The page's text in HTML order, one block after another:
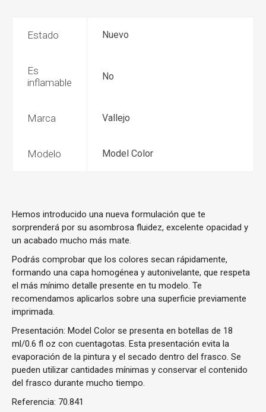
Estado Nuevo
Es
inflamable
No
Marca Vallejo
Modelo Model Color
Hemos introducido una nueva formulación que te
sorprenderá por su asombrosa fluidez, excelente opacidad y
un acabado mucho más mate.
Podrás comprobar que los colores secan rápidamente,
formando una capa homogénea y autonivelante, que respeta
el más mínimo detalle presente en tu modelo. Te
recomendamos aplicarlos sobre una superficie previamente
imprimada.
Presentación: Model Color se presenta en botellas de 18
ml/0.6 fl oz con cuentagotas. Esta presentación evita la
evaporación de la pintura y el secado dentro del frasco. Se
pueden utilizar cantidades mínimas y conservar el contenido
del frasco durante mucho tiempo.
Referencia: 70.841